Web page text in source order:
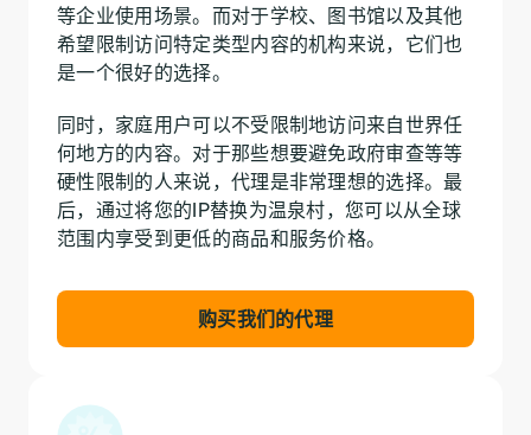
等企业使用场景。而对于学校、图书馆以及其他
希望限制访问特定类型内容的机构来说，它们也
是一个很好的选择。
同时，家庭用户可以不受限制地访问来自世界任
何地方的内容。对于那些想要避免政府审查等等
硬性限制的人来说，代理是非常理想的选择。最
后，通过将您的IP替换为温泉村，您可以从全球
范围内享受到更低的商品和服务价格。
购买我们的代理